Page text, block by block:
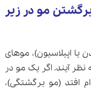
مو در زیر
یا اپیلاسیون)، موهای
آیند. اگر یک مو در
افتد (مو برگشتگی)،